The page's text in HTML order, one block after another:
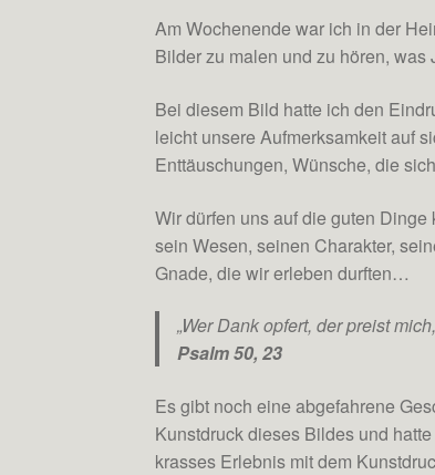
Am Wochenende war ich in der
Bilder zu malen und zu hören,
Bei diesem Bild hatte ich den
leicht unsere Aufmerksamkeit auf
Enttäuschungen, Wünsche, die
Wir dürfen uns auf die guten
sein Wesen, seinen Charakter,
Gnade, die wir erleben durften…
„Wer Dank opfert, der preist
Psalm 50, 23
Es gibt noch eine abgefahrene
Kunstdruck dieses Bildes und
krasses Erlebnis mit dem